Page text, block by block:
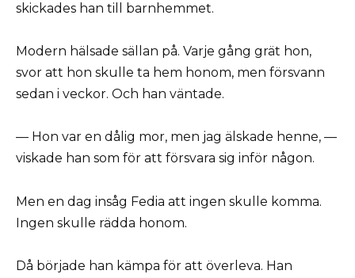
skickades han till barnhemmet.
Modern hälsade sällan på. Varje gång grät hon,
svor att hon skulle ta hem honom, men försvann
sedan i veckor. Och han väntade.
— Hon var en dålig mor, men jag älskade henne, —
viskade han som för att försvara sig inför någon.
Men en dag insåg Fedia att ingen skulle komma.
Ingen skulle rädda honom.
Då började han kämpa för att överleva. Han